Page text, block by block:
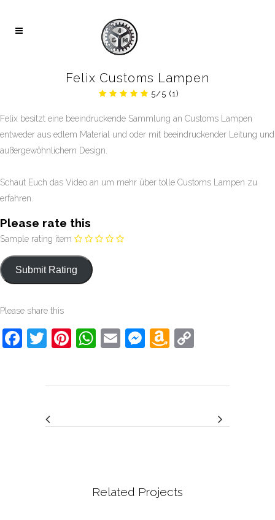
Felix Customs Lampen
5/5 (1)
Felix besitzt eine beeindruckende Sammlung an Customs Lampen
entweder aus edlem Material und oder mit beeindruckender Leitung und
außergewöhnlichem Design.
Schaut Euch das Video an um mehr über tolle Customs Lampen zu
erfahren.
Please rate this
Sample rating item
Please share this
Facebook
Twitter
Pinterest
WhatsApp
EmailMessenger
Amazon
Related Projects